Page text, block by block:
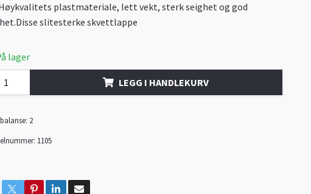
plastmateriale, lett vekt, sterk seighet og god
slitesterke skvettlappe
lager
LEGG I HANDLEKURV
2
1105